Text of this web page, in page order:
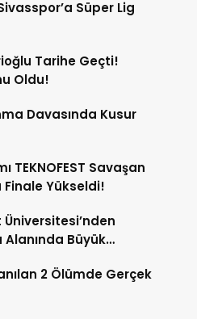
Süper Lig
Tarihe Geçti!
Oldu!
Davasında Kusur
TEKNOFEST Savaşan
Finale Yükseldi!
Büyük
2 Ölümde Gerçek